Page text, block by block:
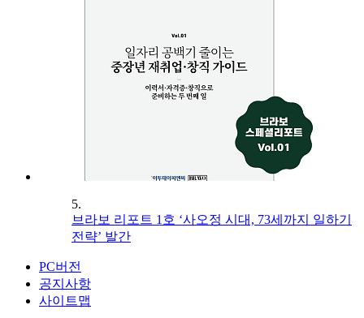
5.
브라보 리포트 1호 ‘사오정 시대, 73세까지 일하기
전략’ 발간
PC버전
공지사항
사이트맵